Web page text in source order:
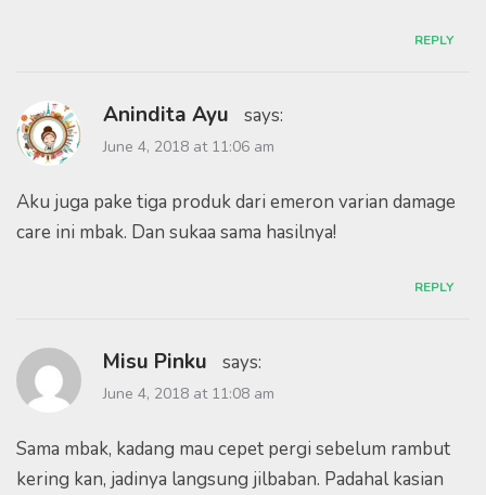
REPLY
Anindita Ayu says:
June 4, 2018 at 11:06 am
Aku juga pake tiga produk dari emeron varian damage
care ini mbak. Dan sukaa sama hasilnya!
REPLY
Misu Pinku says:
June 4, 2018 at 11:08 am
Sama mbak, kadang mau cepet pergi sebelum rambut
kering kan, jadinya langsung jilbaban. Padahal kasian